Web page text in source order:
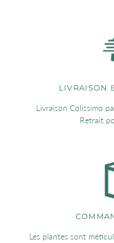
LIVRAISON
Livraison Colissimo
Retrait
Les plantes sont